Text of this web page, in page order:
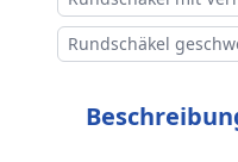
Rundschäkel